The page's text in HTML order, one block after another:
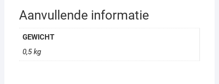
Aanvullende informatie
GEWICHT
0,5 kg